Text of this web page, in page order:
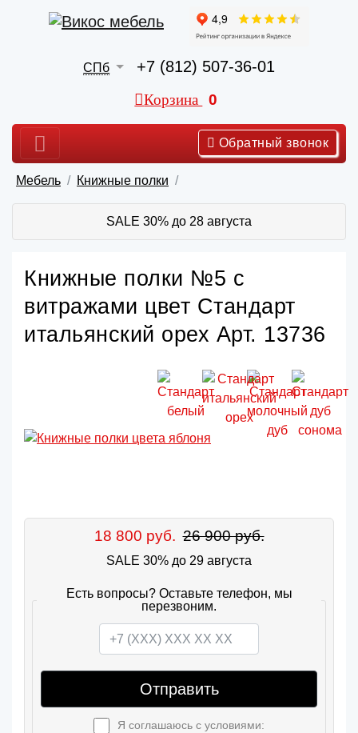
СПб +7 (812) 507-36-01
Корзина 0
Обратный звонок
Мебель Книжные полки
SALE 30% до 28 августа
Книжные полки №5 с
витражами цвет Стандарт
итальянский орех Арт. 13736
18 800 руб. 26 900 руб.
SALE 30% до 29 августа
Есть вопросы? Оставьте телефон, мы
перезвоним.
Отправить
Я соглашаюсь с условиями: